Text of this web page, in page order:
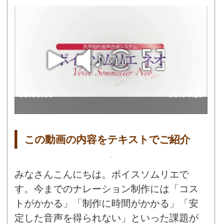
この動画の内容をテキストでご紹介
みなさんこんにちは。ボイスソムリエで
す。今までのナレーション制作には「コス
トがかかる」「制作に時間がかかる」「安
定した音声を得られない」といった課題が